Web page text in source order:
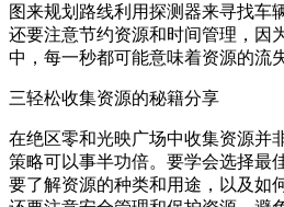
图来规划路线利用探测器来寻找车
还要注意节约资源和时间管理，因
中，每一秒都可能意味着资源的流
三轻松收集资源的秘籍分享
在绝区零和光映广场中收集资源并
策略可以事半功倍。要学会选择最
要了解资源的种类和用途，以及如